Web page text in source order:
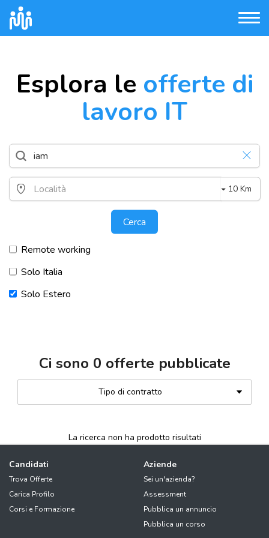
Esplora le offerte di
lavoro IT
10 Km
Cerca
Remote working
Solo Italia
Solo Estero
Ci sono 0 offerte pubblicate
Tipo di contratto
La ricerca non ha prodotto risultati
Candidati
Trova Offerte
Carica Profilo
Corsi e Formazione
Aziende
Sei un'azienda?
Assessment
Pubblica un annuncio
Pubblica un corso